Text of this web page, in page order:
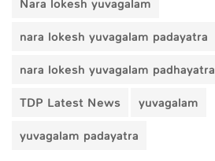
nara lokesh yuvagalam padayatra
nara lokesh yuvagalam padhayatra
TDP Latest News
yuvagalam
yuvagalam padayatra